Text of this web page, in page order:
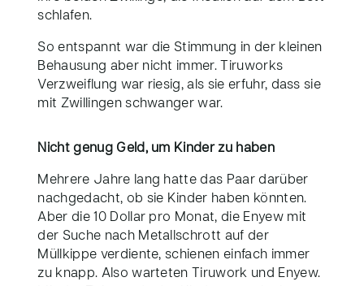
schlafen.
So entspannt war die Stimmung in der kleinen
Behausung aber nicht immer. Tiruworks
Verzweiflung war riesig, als sie erfuhr, dass sie
mit Zwillingen schwanger war.
Nicht genug Geld, um Kinder zu haben
Mehrere Jahre lang hatte das Paar darüber
nachgedacht, ob sie Kinder haben könnten.
Aber die 10 Dollar pro Monat, die Enyew mit
der Suche nach Metallschrott auf der
Müllkippe verdiente, schienen einfach immer
zu knapp. Also warteten Tiruwork und Enyew.